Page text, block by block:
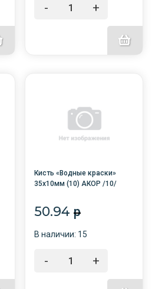
- +
Кисть «Водные краски»
35х10мм (10) АКОР /10/
50.94p
В наличии: 15
- +